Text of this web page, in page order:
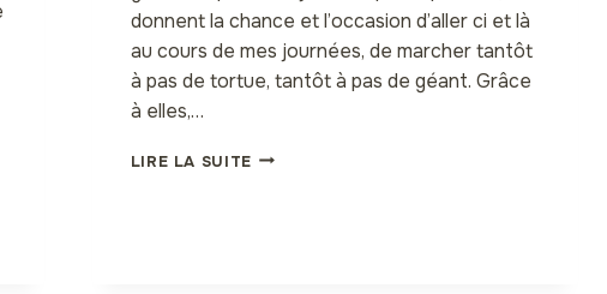
donnent la chance et l’occasion d’aller ci et là
au cours de mes journées, de marcher tantôt
à pas de tortue, tantôt à pas de géant. Grâce
à elles,…
LIRE LA SUITEBAIN